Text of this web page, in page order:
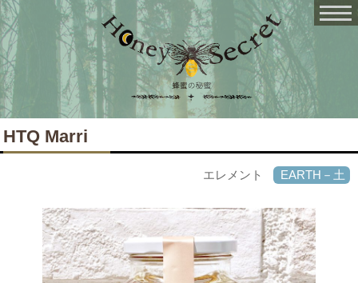
HTQ Marri
エレメント EARTH－土